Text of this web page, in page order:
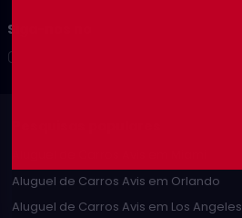
Siga-nos no
Aluguel de Carros Avis em Orlando
Aluguel de Carros Avis em Los Angeles